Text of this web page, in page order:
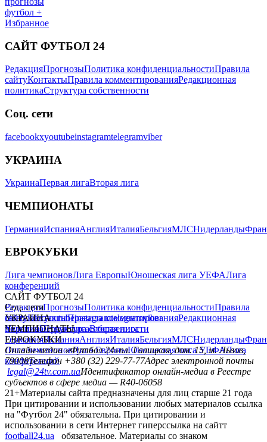
футбол +
Избранное
САЙТ ФУТБОЛ 24
РедакцияПрогнозыПолитика конфиденциальностиПравила
сайтуКонтактыПравила комментированияРедакционная
политикаСтруктура собственности
Соц. сети
facebookxyoutubeinstagramtelegramviber
УКРАИНА
УкраинаПервая лигаВторая лига
ЧЕМПИОНАТЫ
ГерманияИспанияАнглияИталияБельгияМЛСНидерланды
ЕВРОКУБКИ
Лига чемпионовЛига ЕвропыЮношеская лига УЕФАЛига
конференций
САЙТ ФУТБОЛ 24
РедакцияПрогнозыПолитика конфиденциальностиПравила
сайтуКонтактыПравила комментированияРедакционная
политикаСтруктура собственности
Соц. сети
facebookxyoutubeinstagramtelegramviber
УКРАИНА
УкраинаПервая лигаВторая лига
ЧЕМПИОНАТЫ
ГерманияИспанияАнглияИталияБельгияМЛСНидерланды
ЕВРОКУБКИ
Лига чемпионовЛига ЕвропыЮношеская лига УЕФАЛига
конференций
Онлайн-медиа «Футбол 24»пл. Галицкая, дом. 15, м. Львов,
79008Телефон +380 (32) 229-77-77Адрес электронной почты
legal@24tv.com.uaИдентификатор онлайн-медиа в Реестре
субъектов в сфере медиа — R40-06058
21+Материалы сайта предназначены для лиц старше 21 года
При цитировании и использовании любых материалов ссылка
на "Футбол 24" обязательна. При цитировании и
использовании в сети Интернет гиперссылка на сайтт
football24.ua
обязательное. Материалы со знаком